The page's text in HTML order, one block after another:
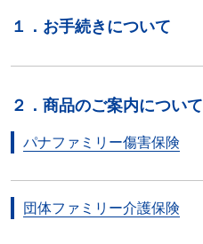
１．お手続きについて
２．商品のご案内について
パナファミリー傷害保険
団体ファミリー介護保険